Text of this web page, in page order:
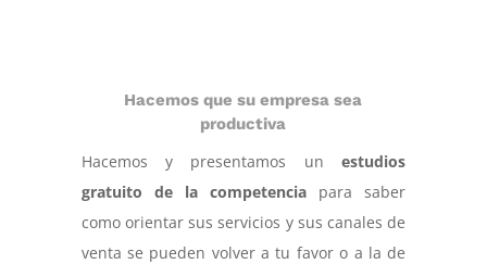
Hacemos que su empresa sea
productiva
Hacemos y presentamos unestudios
gratuito de la competencia para saber
como orientar sus servicios y sus canales de
venta se pueden volver a tu favor o a la de